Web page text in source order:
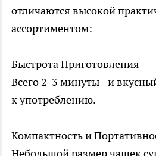
отличаются высокой
ассортиментом:
Быстрота Приготовления
Всего 2-3 минуты - и
к употреблению.
Компактность и
Небольшой размер чашек